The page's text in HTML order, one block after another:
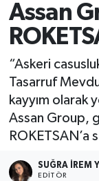
Assan
“Askeri
Tasarruf
kayyım olarak
Assan Group,
ROKETSAN’a
SUĞRA İREM
EDITÖR
SPOR
RESMİ
Son
Haber